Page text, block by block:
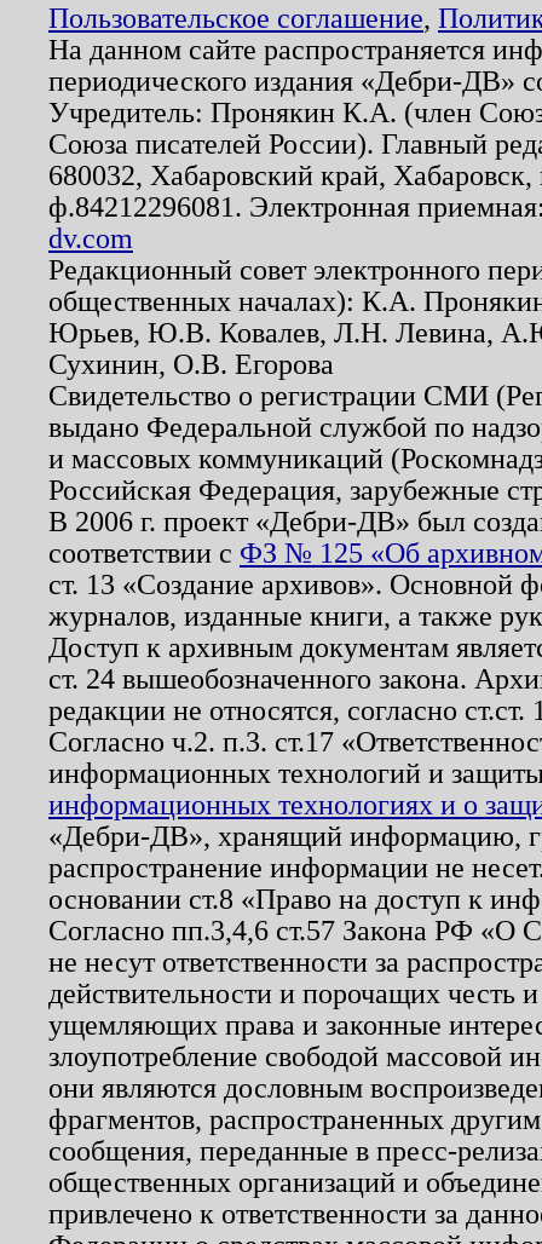
Пользовательское соглашение,
На данном сайте распространяется
периодического издания «Дебри-ДВ»
Учредитель: Пронякин К.А. (член
Союза писателей России). Главный
680032, Хабаровский край,
ф.84212296081. Электронная
dv.com
Редакционный совет электронного
общественных началах): К.А.
Юрьев, Ю.В. Ковалев, Л.Н. Левина,
Сухинин, О.В. Егорова
Свидетельство о регистрации СМИ
выдано Федеральной службой по
и массовых коммуникаций
Российская Федерация, зарубежные
В 2006 г. проект «Дебри-ДВ» был
соответствии с ФЗ № 125 «Об
ст. 13 «Создание архивов». Основной
журналов, изданные книги, а также
Доступ к архивным документам
ст. 24 вышеобозначенного закона.
редакции не относятся, согласно
Согласно ч.2. п.3. ст.17
информационных технологий и
информационных технологиях и о
«Дебри-ДВ», хранящий информацию,
распространение информации не
основании ст.8 «Право на доступ к
Согласно пп.3,4,6 ст.57 Закона РФ «О
не несут ответственности за
действительности и порочащих честь
ущемляющих права и законные
злоупотребление свободой массовой
они являются дословным
фрагментов, распространенных
сообщения, переданные в пресс-
общественных организаций и
привлечено к ответственности за